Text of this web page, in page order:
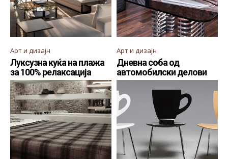
Арт и дизајн
Луксузна куќа на плажа
за 100% релаксација
Арт и дизајн
Дневна соба од
автомобилски делови